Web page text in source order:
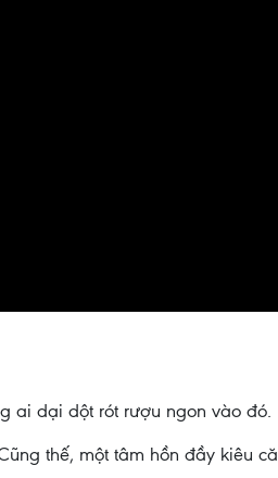
ai dại dột rót rượu ngon vào đó.
thế, một tâm hồn đầy kiêu